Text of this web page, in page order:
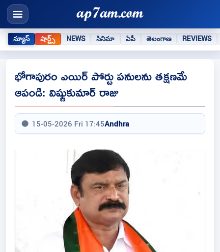
న్యూస్ షార్ట్స్ NEWS సినిమా ఏపీ తెలంగాణ REVIEWS
భోగాపురం ఎయిర్ పోర్టు పనులను తక్షణమే
ఆపండి: విష్ణుకుమార్ రాజు
15-05-2026 Fri 17:45Andhra